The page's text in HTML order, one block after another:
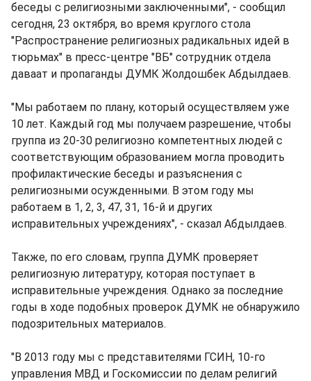
беседы с религиозными заключенными", - сообщил
сегодня, 23 октября, во время круглого стола
"Распространение религиозных радикальных идей в
тюрьмах" в пресс-центре "ВБ" сотрудник отдела
даваат и пропаганды ДУМК Жолдошбек Абдылдаев.
"Мы работаем по плану, который осуществляем уже
10 лет. Каждый год мы получаем разрешение, чтобы
группа из 20-30 религиозно компетентных людей с
соответствующим образованием могла проводить
профилактические беседы и разъяснения с
религиозными осужденными. В этом году мы
работаем в 1, 2, 3, 47, 31, 16-й и других
исправительных учреждениях", - сказал Абдылдаев.
Также, по его словам, группа ДУМК проверяет
религиозную литературу, которая поступает в
исправительные учреждения. Однако за последние
годы в ходе подобных проверок ДУМК не обнаружило
подозрительных материалов.
"В 2013 году мы с представителями ГСИН, 10-го
управления МВД и Госкомиссии по делам религий